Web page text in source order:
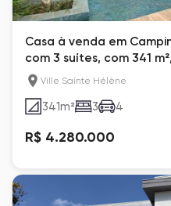
Casa à venda em
com 3 suítes, com 341
Ville Sainte Hélène
341m² 3 4
R$ 4.280.000